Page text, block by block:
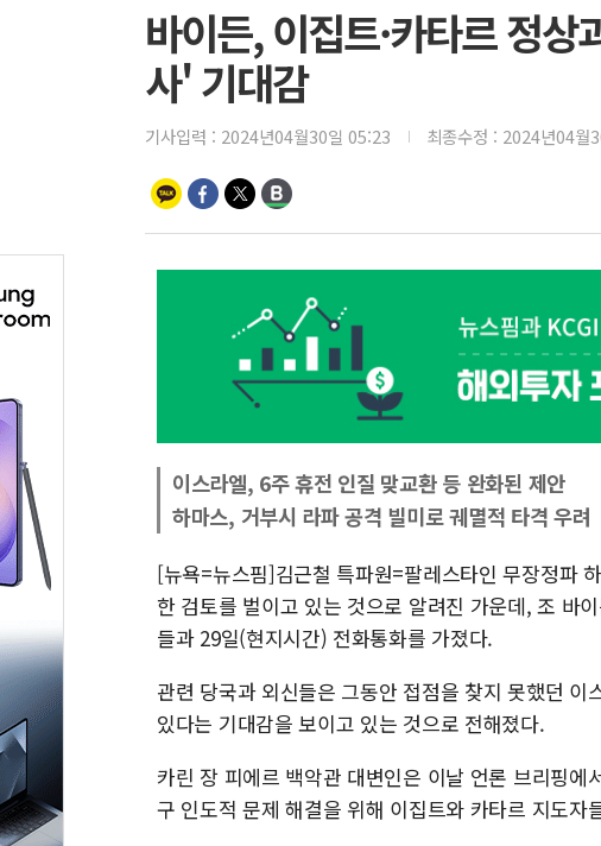
바이든, 이집트·카타르 정
사' 기대감
기사입력 : 2024년04월30일 05:23 최종수정 : 2024년04월
이스라엘, 6주 휴전 인질 맞교환 등 완화된 제안
하마스, 거부시 라파 공격 빌미로 궤멸적 타격 우려
[뉴욕=뉴스핌]김근철 특파원=팔레스타인 무장정파
한 검토를 벌이고 있는 것으로 알려진 가운데, 조 바
들과 29일(현지시간) 전화통화를 가졌다.
관련 당국과 외신들은 그동안 접점을 찾지 못했던
있다는 기대감을 보이고 있는 것으로 전해졌다.
카린 장 피에르 백악관 대변인은 이날 언론 브리핑
구 인도적 문제 해결을 위해 이집트와 카타르 지도자